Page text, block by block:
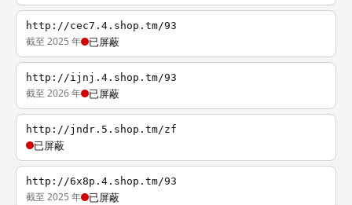
http://cec7.4.shop.tm/93
截至 2025 年 已屏蔽
http://ijnj.4.shop.tm/93
截至 2026 年 已屏蔽
http://jndr.5.shop.tm/zf
已屏蔽
http://6x8p.4.shop.tm/93
截至 2025 年 已屏蔽